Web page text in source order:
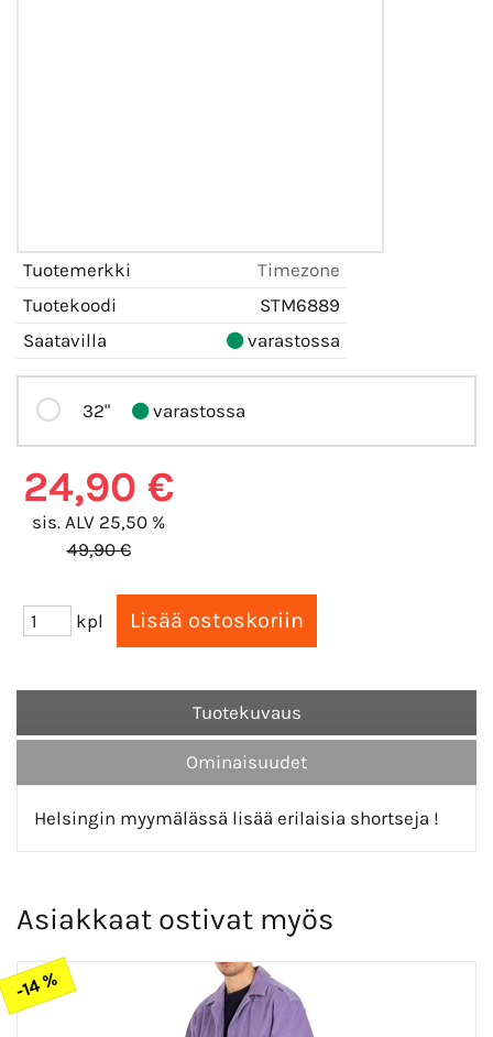
Tuotemerkki
Timezone
Tuotekoodi
STM6889
Saatavilla
varastossa
32" varastossa
24,90 €
sis. ALV 25,50 %
49,90 €
kpl
Tuotekuvaus
Ominaisuudet
Helsingin myymälässä lisää erilaisia shortseja !
Asiakkaat ostivat myös
-14 %